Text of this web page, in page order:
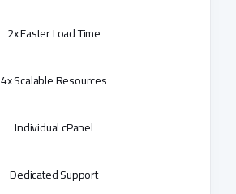
2x Faster Load Time
4x Scalable Resources
Individual cPanel
Dedicated Support